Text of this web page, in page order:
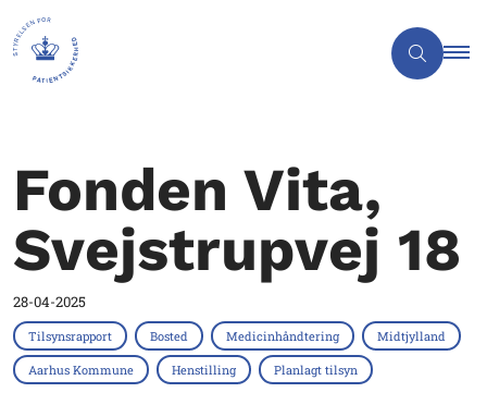
Fonden Vita,
Svejstrupvej 18
28-04-2025
Tilsynsrapport Bosted Medicinhåndtering Midtjylland
Aarhus Kommune Henstilling Planlagt tilsyn